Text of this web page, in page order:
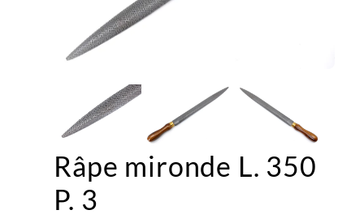
Râpe mironde L. 350
P. 3